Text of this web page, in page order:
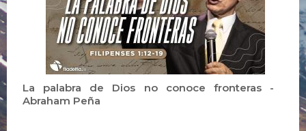
La palabra de Dios no conoce fronteras -
Abraham Peña